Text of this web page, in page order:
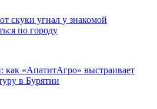
скуки угнал у знакомой
по городу
как «АпатитАгро» выстраивает
в Бурятии